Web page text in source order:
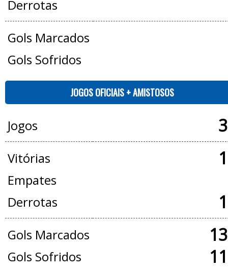
Derrotas
Gols Marcados
Gols Sofridos
JOGOS OFICIAIS + AMISTOSOS
Jogos
Vitórias
Empates
Derrotas
Gols Marcados
Gols Sofridos